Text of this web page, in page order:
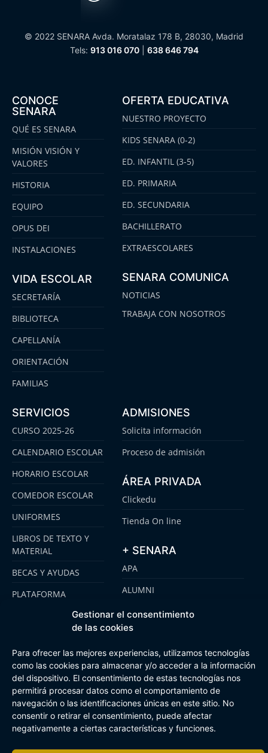
Gestionar el consentimiento
de las cookies
Para ofrecer las mejores experiencias, utilizamos tecnologías
como las cookies para almacenar y/o acceder a la información
del dispositivo. El consentimiento de estas tecnologías nos
permitirá procesar datos como el comportamiento de
navegación o las identificaciones únicas en este sitio. No
consentir o retirar el consentimiento, puede afectar
negativamente a ciertas características y funciones.
© 2022 SENARA Avda. Moratalaz 178 B, 28030, Madrid
Tels: 913 016 070| 638 646 794
CONOCE
SENARA
QUÉ ES SENARA
MISIÓN VISIÓN Y
VALORES
HISTORIA
EQUIPO
OPUS DEI
INSTALACIONES
VIDA ESCOLAR
SECRETARÍA
BIBLIOTECA
CAPELLANÍA
ORIENTACIÓN
FAMILIAS
OFERTA EDUCATIVA
NUESTRO PROYECTO
KIDS SENARA (0-2)
ED. INFANTIL (3-5)
ED. PRIMARIA
ED. SECUNDARIA
BACHILLERATO
EXTRAESCOLARES
SENARA COMUNICA
NOTICIAS
TRABAJA CON NOSOTROS
SERVICIOS
CURSO 2025-26
CALENDARIO ESCOLAR
HORARIO ESCOLAR
COMEDOR ESCOLAR
UNIFORMES
LIBROS DE TEXTO Y
MATERIAL
BECAS Y AYUDAS
PLATAFORMA
EMOOTI COLEGIOS
ADMISIONES
Solicita información
Proceso de admisión
ÁREA PRIVADA
Clickedu
Tienda On line
+ SENARA
APA
ALUMNI
SENARA SENIOR
FUNDACIÓN SENARA
Aviso Legal Política de cookies
Canal de Información Interna
Buzón Plan Regional